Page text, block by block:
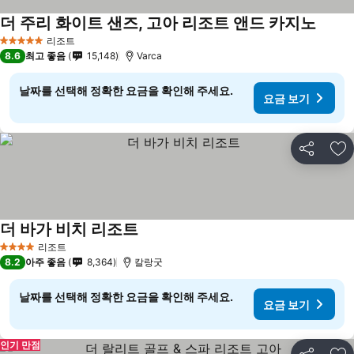
5 성급 리조트
더 주리 화이트 샌즈, 고아 리조트 앤드 카지노
8.6 최고 좋음 15,148 Varca
날짜를 선택해 정확한 요금을 확인해 주세요.
요금 보기
공유 즐
4 성급 리조트
더 바가 비치 리조트
8.2 아주 좋음 8,364 칼랑굿
날짜를 선택해 정확한 요금을 확인해 주세요.
요금 보기
인기 만점